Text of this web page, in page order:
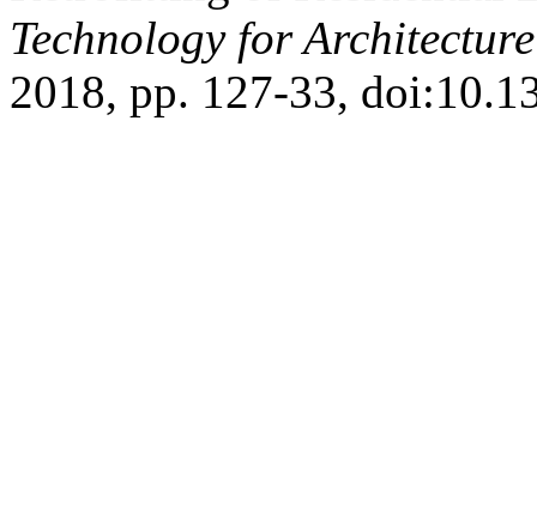
Technology for
2018, pp. 127-33,